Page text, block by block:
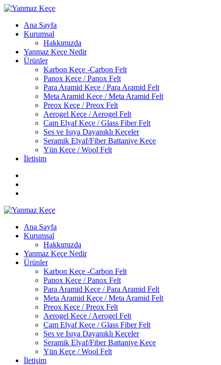
Ana Sayfa
Kurumsal
Hakkımızda
Yanmaz Keçe Nedir
Ürünler
Karbon Keçe -Carbon Felt
Panox Keçe / Panox Felt
Para Aramid Keçe / Para Aramid Felt
Meta Aramid Keçe / Meta Aramid Felt
Preox Keçe / Preox Felt
Aerogel Keçe / Aerogel Felt
Cam Elyaf Keçe / Glass Fiber Felt
Ses ve Isıya Dayanıklı Keçeler
Seramik Elyaf/Fiber Battaniye Keçe
Yün Keçe / Wool Felt
İletişim
Ana Sayfa
Kurumsal
Hakkımızda
Yanmaz Keçe Nedir
Ürünler
Karbon Keçe -Carbon Felt
Panox Keçe / Panox Felt
Para Aramid Keçe / Para Aramid Felt
Meta Aramid Keçe / Meta Aramid Felt
Preox Keçe / Preox Felt
Aerogel Keçe / Aerogel Felt
Cam Elyaf Keçe / Glass Fiber Felt
Ses ve Isıya Dayanıklı Keçeler
Seramik Elyaf/Fiber Battaniye Keçe
Yün Keçe / Wool Felt
İletişim